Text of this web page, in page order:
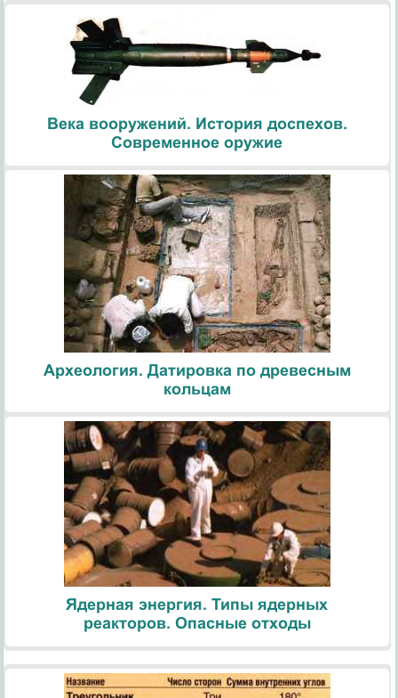
Века вооружений. История доспехов.
Современное оружие
Археология. Датировка по древесным
кольцам
Ядерная энергия. Типы ядерных
реакторов. Опасные отходы